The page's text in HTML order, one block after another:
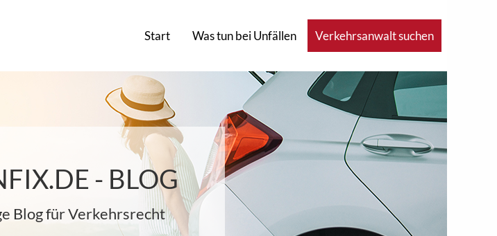
Start Was tun bei Unfällen Verkehrsanwalt suchen
- BLOG
Blog für Verkehrsrecht